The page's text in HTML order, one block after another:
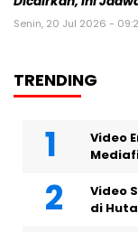
Senin, 20 Jul 2026 -
TRENDING
Video
Video
di